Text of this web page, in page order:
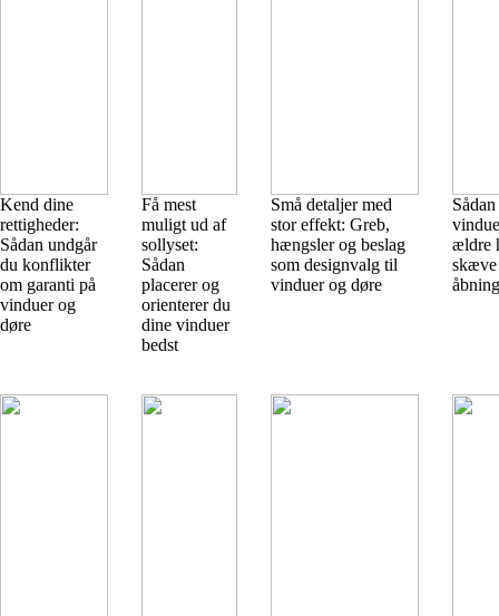
Kend dine
rettigheder:
Sådan undgår
du konflikter
om garanti på
vinduer og
døre
Få mest
muligt ud af
sollyset:
Sådan
placerer og
orienterer du
dine vinduer
bedst
Små detaljer med
stor effekt: Greb,
hængsler og beslag
som designvalg til
vinduer og døre
ældre